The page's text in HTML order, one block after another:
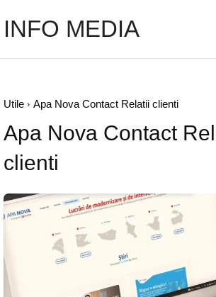
INFO MEDIA
Utile Apa Nova Contact Relatii clienti
Apa Nova Contact
clienti